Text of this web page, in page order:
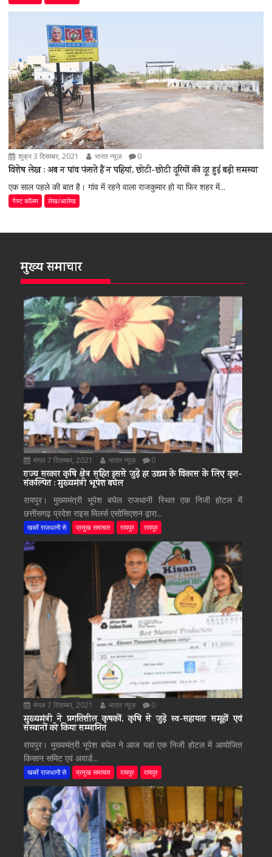
शुक्र 3 दिसम्बर, 2021 भारत न्यूज़ 0
विशेष लेख : अब न पांव फंसते हैं न पहियां, छोटी-छोटी दूरियों की दूर हुई बड़ी समस्या
एक साल पहले की बात है। गांव में रहने वाला राजकुमार हो या फिर शहर में...
गेस्ट कॉलम लेख/आलेख
मुख्य समाचार
मंगल 7 दिसम्बर, 2021 भारत न्यूज़ 0
राज्य सरकार कृषि क्षेत्र सहित इससे जुड़े हर उद्यम के विकास के लिए कृत-
संकल्पित : मुख्यमंत्री भूपेश बघेल
रायपुर। मुख्यमंत्री भूपेश बघेल राजधानी स्थित एक निजी होटल में
छत्तीसगढ़ प्रदेश राइस मिलर्स एसोसिएशन द्वारा...
खबरें राजधानी से प्रमुख समाचार रायपुर रायपुर
मंगल 7 दिसम्बर, 2021 भारत न्यूज़ 0
मुख्यमंत्री ने प्रगतिशील कृषकों, कृषि से जुड़े स्व-सहायता समूहों एवं
संस्थानों को किया सम्मानित
रायपुर। मुख्यमंत्री भूपेश बघेल ने आज यहां एक निजी होटल में आयोजित
किसान समिट एवं अवार्ड...
खबरें राजधानी से प्रमुख समाचार रायपुर रायपुर